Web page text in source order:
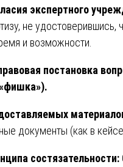
экспертного
не удостоверившись,
и возможности.
постановка
документы (как в
состязательности: